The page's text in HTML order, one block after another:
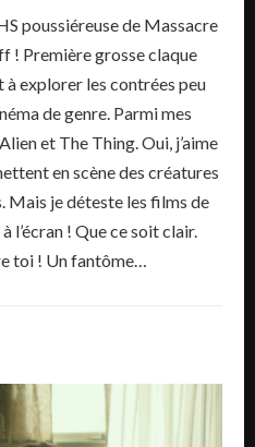
poussiéreuse de Massacre
! Première grosse claque
à explorer les contrées peu
de genre. Parmi mes
et The Thing. Oui, j’aime
en scène des créatures
Mais je déteste les films de
l’écran ! Que ce soit clair.
toi ! Un fantôme…